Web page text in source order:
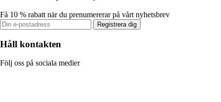
Få 10 % rabatt när du prenumererar på vårt nyhetsbrev
Registrera dig
Håll kontakten
Följ oss på sociala medier